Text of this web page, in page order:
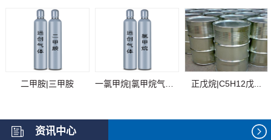
二甲胺|三甲胺 正戊烷|C5H12戊...
资讯中心